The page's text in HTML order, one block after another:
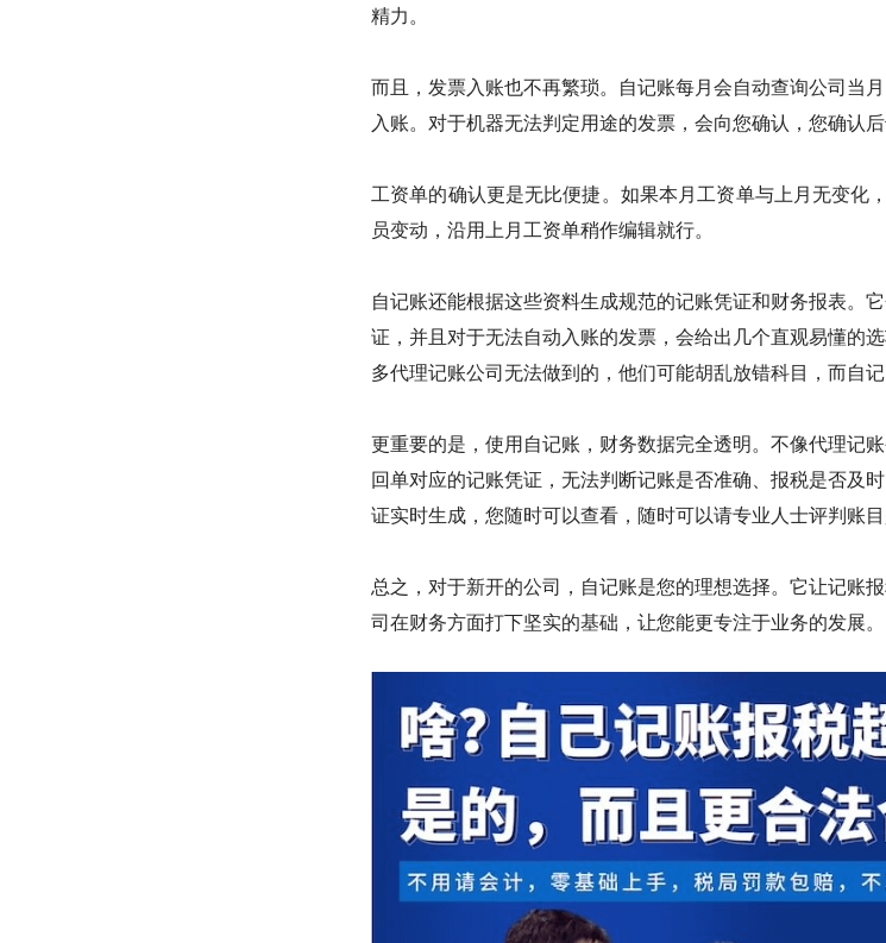
精力。
而且，发票入账也不再繁琐。自记账每月会自动查询公司当
入账。对于机器无法判定用途的发票，会向您确认，您确认
工资单的确认更是无比便捷。如果本月工资单与上月无变化
员变动，沿用上月工资单稍作编辑就行。
自记账还能根据这些资料生成规范的记账凭证和财务报表。
证，并且对于无法自动入账的发票，会给出几个直观易懂的
多代理记账公司无法做到的，他们可能胡乱放错科目，而自
更重要的是，使用自记账，财务数据完全透明。不像代理记
回单对应的记账凭证，无法判断记账是否准确、报税是否及
证实时生成，您随时可以查看，随时可以请专业人士评判账目
总之，对于新开的公司，自记账是您的理想选择。它让记账
司在财务方面打下坚实的基础，让您能更专注于业务的发展。